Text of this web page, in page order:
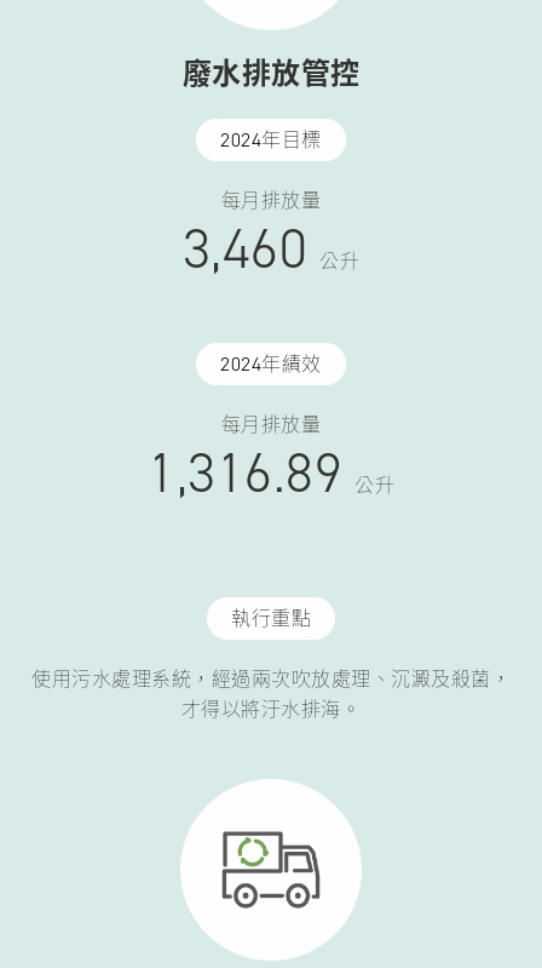
廢水排放管控
2024年目標
每月排放量
3,460 公升
2024年績效
每月排放量
1,316.89 公升
執行重點
使用污水處理系統，經過兩次吹放處理、沉澱及殺菌，
才得以將汙水排海。